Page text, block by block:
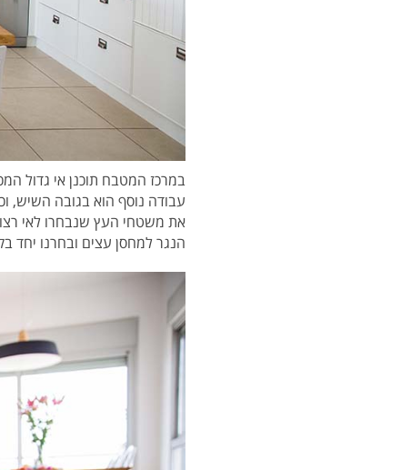
במרכז המטבח תוכנן אי גדול
עבודה נוסף הוא בגובה השיש,
את משטחי העץ שנבחרו לאי
הנגר למחסן עצים ובחרנו